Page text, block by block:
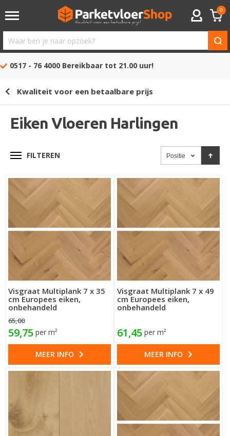
ACCOUNT
0
Waar
ben
opzoek?
0517 - 76 4000 Bereikbaar tot 21.00 uur!
Kwaliteit voor een betaalbare prijs
Eiken Vloeren Harlingen
FILTEREN Positie
Visgraat Multiplank 7 x 35
cm Europees eiken,
onbehandeld
65,00
59,75 per m²
MEER INFO
Visgraat Multiplank 7 x 49
cm Europees eiken,
onbehandeld
61,45 per m²
MEER INFO